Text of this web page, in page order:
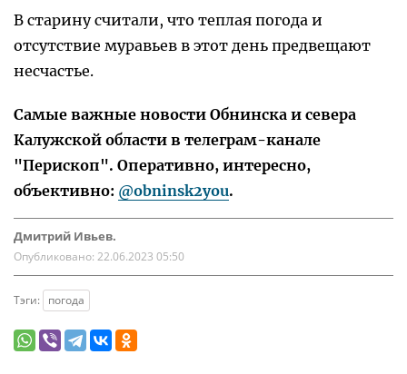
В старину считали, что теплая погода и
отсутствие муравьев в этот день предвещают
несчастье.
Самые важные новости Обнинска и севера
Калужской области в телеграм-канале
"Перископ". Оперативно, интересно,
объективно: @obninsk2you.
Дмитрий Ивьев.
Опубликовано: 22.06.2023 05:50
Тэги: погода